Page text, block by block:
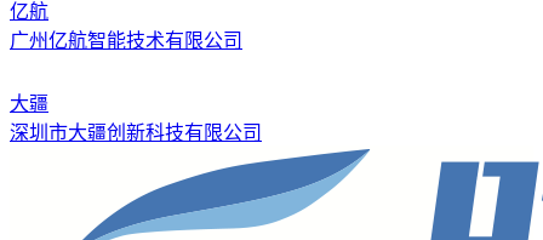
亿航
广州亿航智能技术有限公司
大疆
深圳市大疆创新科技有限公司